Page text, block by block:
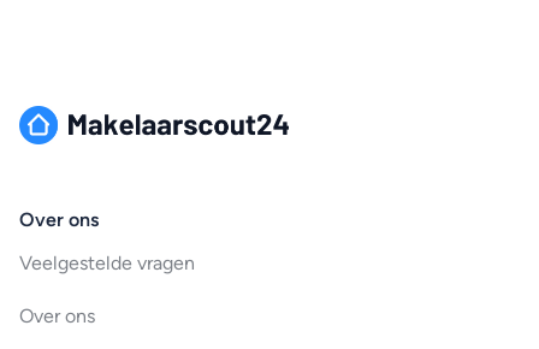
Over ons
Veelgestelde vragen
Over ons